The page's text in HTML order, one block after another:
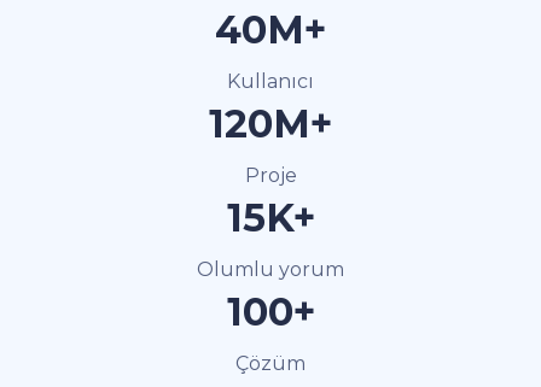
40M+
Kullanıcı
120M+
Proje
15K+
Olumlu yorum
100+
Çözüm